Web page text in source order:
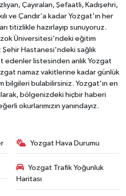
Çayıralan, Şefaatli, Kadışehri,
ve Çandır’a kadar Yozgat'ın her
titizlikle hazırlayıp sunuyoruz.
Üniversitesi'ndeki eğitim
Hastanesi'ndeki sağlık
edenler listesinden anlık Yozgat
namaz vakitlerine kadar günlük
bilgileri bulabilirsiniz. Yozgat'ın en
bölgenizdeki hiçbir haberi
okurlarımızın yanındayız.
Yozgat Hava Durumu
Yozgat Trafik Yoğunluk
Haritası